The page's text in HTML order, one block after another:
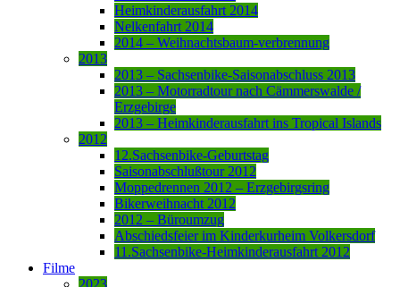
Heimkinderausfahrt 2014
Nelkenfahrt 2014
2014 – Weihnachtsbaum-verbrennung
2013
2013 – Sachsenbike-Saisonabschluss 2013
2013 – Motorradtour nach Cämmerswalde /
Erzgebirge
2013 – Heimkinderausfahrt ins Tropical Islands
2012
12.Sachsenbike-Geburtstag
Saisonabschlußtour 2012
Moppedrennen 2012 – Erzgebirgsring
Bikerweihnacht 2012
2012 – Büroumzug
Abschiedsfeier im Kinderkurheim Volkersdorf
11.Sachsenbike-Heimkinderausfahrt 2012
Filme
2023